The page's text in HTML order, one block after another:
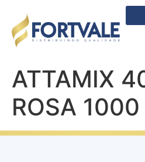
ATTAMIX
ROSA 1000